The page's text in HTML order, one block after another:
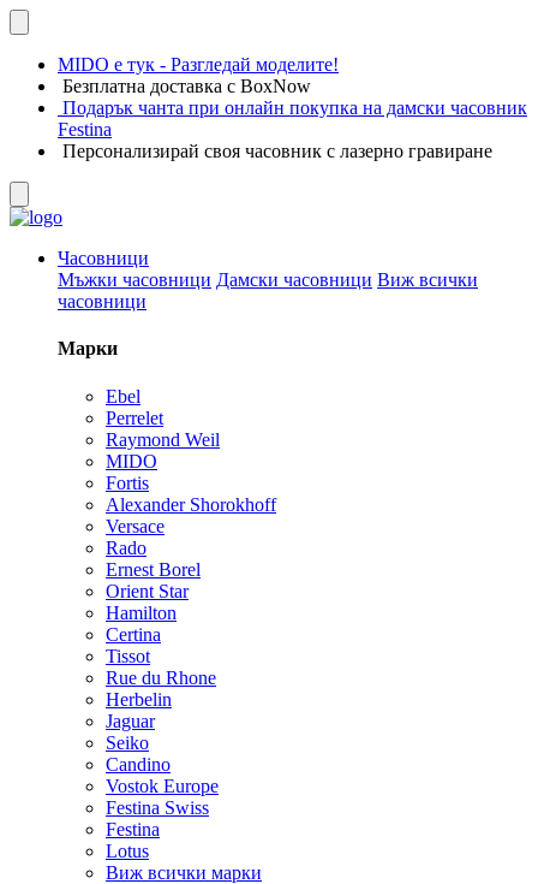
MIDO е тук - Разгледай моделите!
Безплатна доставка с BoxNow
Подарък чанта при онлайн покупка на дамски часовник
Festina
Персонализирай своя часовник с лазерно гравиране
Часовници
Мъжки часовници Дамски часовници Виж всички
часовници
Марки
Ebel
Perrelet
Raymond Weil
MIDO
Fortis
Alexander Shorokhoff
Versace
Rado
Ernest Borel
Orient Star
Hamilton
Certina
Tissot
Rue du Rhone
Herbelin
Jaguar
Seiko
Candino
Vostok Europe
Festina Swiss
Festina
Lotus
Виж всички марки